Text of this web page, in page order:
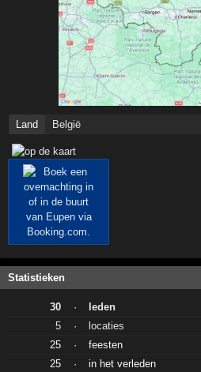
Land België
Statistieken
30 ·
leden
5
·
locaties
25
·
feesten
25
· in het verleden